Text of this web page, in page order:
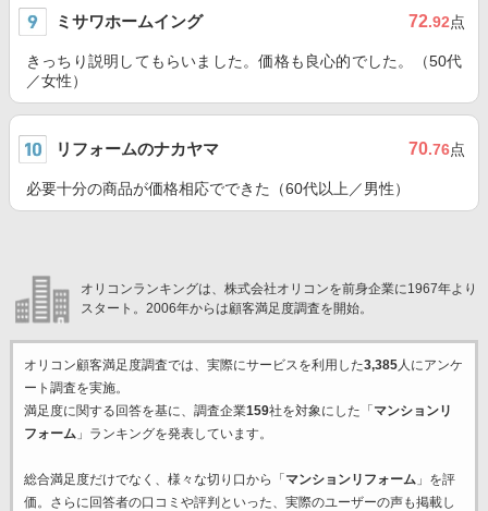
ミサワホームイング 72.92点
きっちり説明してもらいました。価格も良心的でした。（50代
／女性）
リフォームのナカヤマ 70.76点
必要十分の商品が価格相応でできた（60代以上／男性）
オリコンランキングは、株式会社オリコンを前身企業に1967年より
スタート。2006年からは顧客満足度調査を開始。
オリコン顧客満足度調査では、実際にサービスを利用した3,385人にアンケ
ート調査を実施。
満足度に関する回答を基に、調査企業159社を対象にした「 マンションリ
フォーム」ランキングを発表しています。
総合満足度だけでなく、様々な切り口から「 マンションリフォーム」を評
価。さらに回答者の口コミや評判といった、実際のユーザーの声も掲載し